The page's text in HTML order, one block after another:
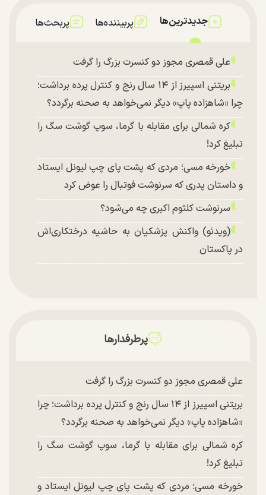
جدیدترین‌ها پربیننده‌ها پربحث‌ها
علی قمصری مجوز دو کنسرت بزرگ را گرفت
بریتنی اسپیرز از ۱۴ سال رنج و کنترل پرده برداشت؛
چرا «شاهزاده پاپ» دیگر نمی‌خواهد به صحنه برگردد؟
کره شمالی برای مقابله با گرما، سوپ گوشت سگ را
تبلیغ کرد!
خورخه مسی؛ مردی که پشت پای چپ لیونل ایستاد
و داستان پدری که سرنوشت فوتبال را عوض کرد
سرنوشت کلثوم اکبری چه می‌شود؟
(ویدئو) واکنش پزشکیان به حاشیه درختکاری‌اش
در پاکستان
پرطرفدارها
علی قمصری مجوز دو کنسرت بزرگ را گرفت
بریتنی اسپیرز از ۱۴ سال رنج و کنترل پرده برداشت؛ چرا
«شاهزاده پاپ» دیگر نمی‌خواهد به صحنه برگردد؟
کره شمالی برای مقابله با گرما، سوپ گوشت سگ را
تبلیغ کرد!
خورخه مسی؛ مردی که پشت پای چپ لیونل ایستاد و